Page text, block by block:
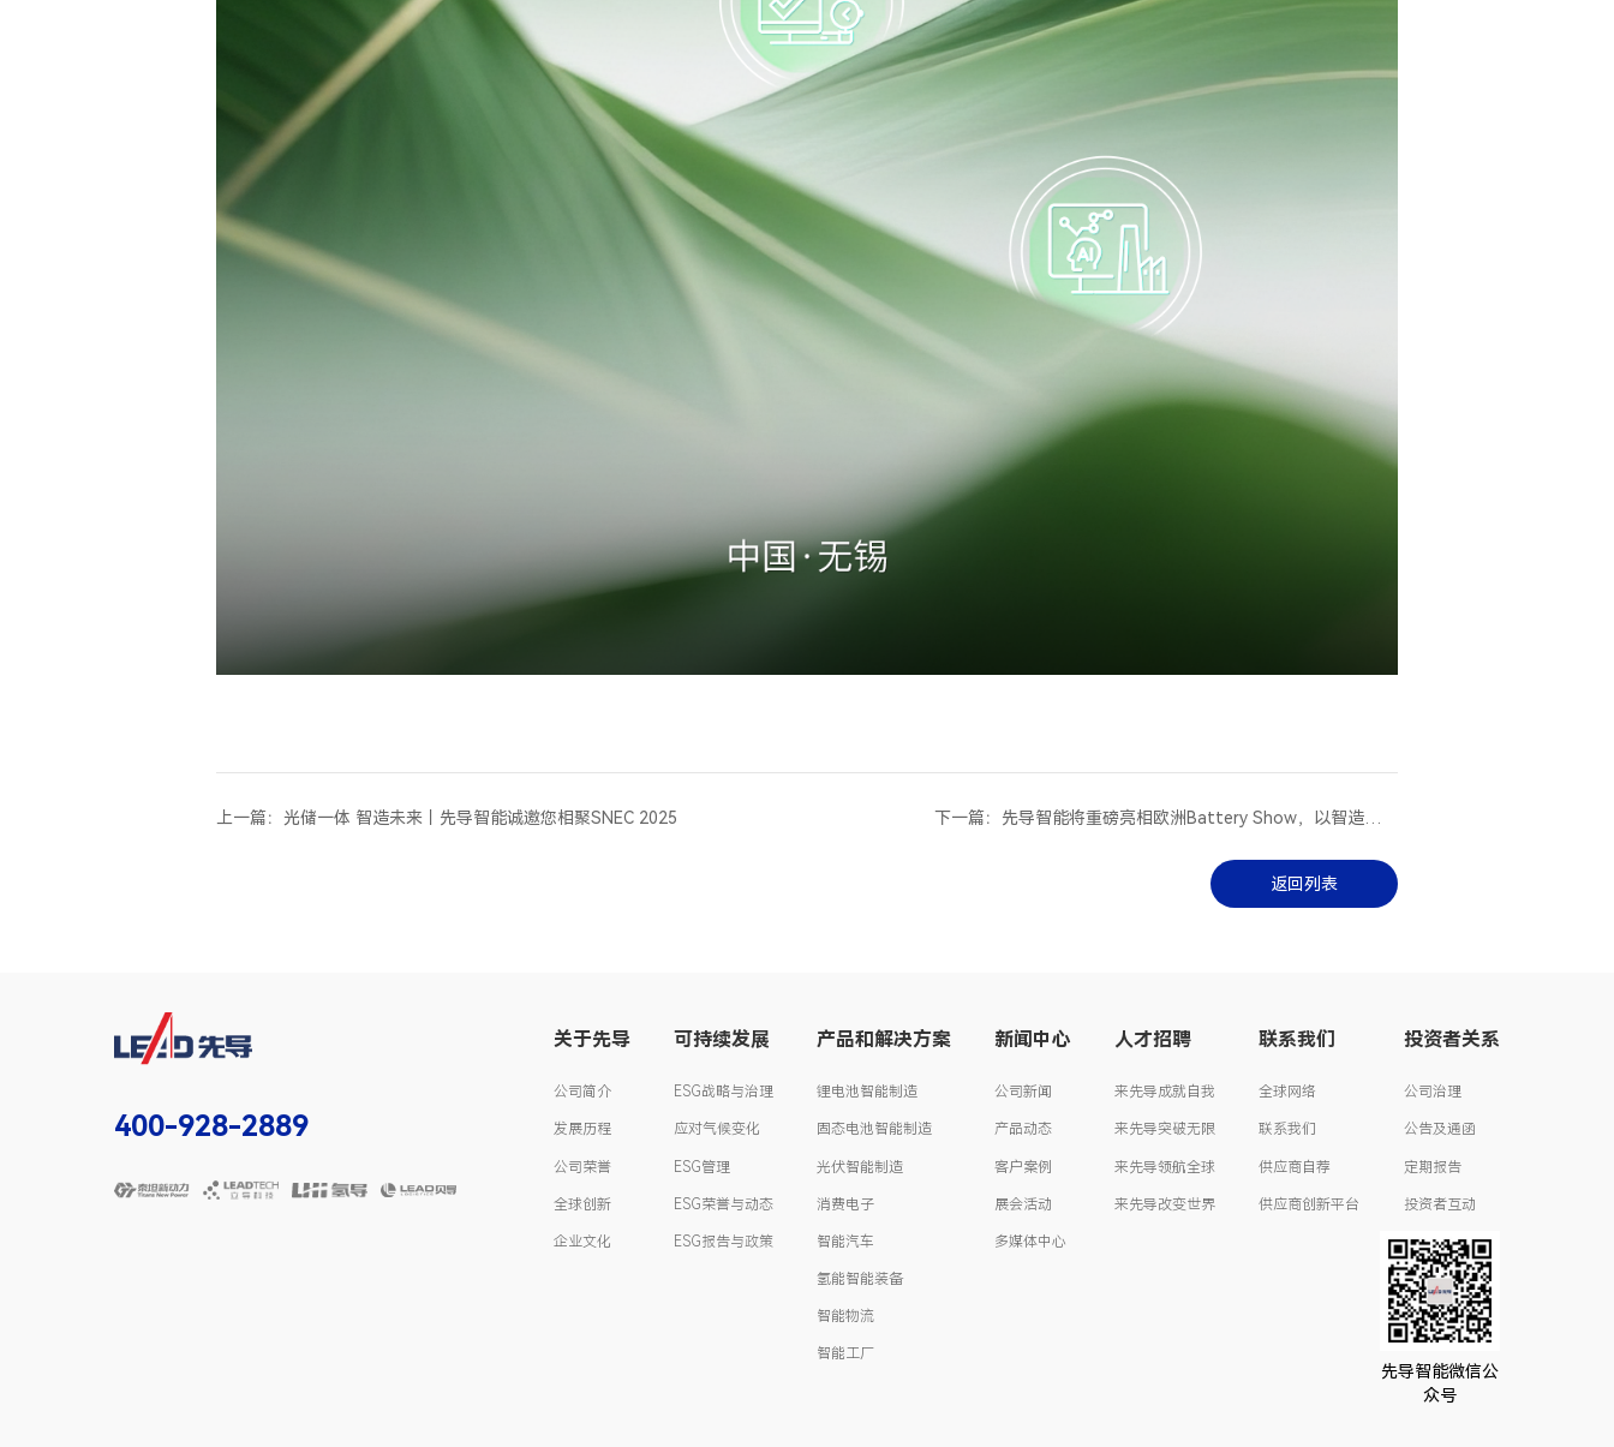
上一篇：光储一体 智造未来丨先导智能诚邀您相聚SNEC 2025
下一篇：先导智能将重磅亮相欧洲Battery Show，以智造革新
返回列表
400-928-2889
关于先导
公司简介
发展历程
公司荣誉
全球创新
企业文化
可持续发展
ESG战略与治理
应对气候变化
ESG管理
ESG荣誉与动态
ESG报告与政策
产品和解决方案
锂电池智能制造
固态电池智能制造
光伏智能制造
消费电子
智能汽车
氢能智能装备
智能物流
智能工厂
新闻中心
公司新闻
产品动态
客户案例
展会活动
多媒体中心
人才招聘
来先导成就自我
来先导突破无限
来先导领航全球
来先导改变世界
联系我们
全球网络
联系我们
供应商自荐
供应商创新平台
投资者关系
公司治理
公告及通函
定期报告
投资者互动
投资者联络
先导智能微信公
众号